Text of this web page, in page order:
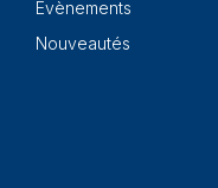
Evènements
Nouveautés